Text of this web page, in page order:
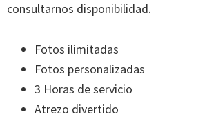
consultarnos disponibilidad.
Fotos ilimitadas
Fotos personalizadas
3 Horas de servicio
Atrezo divertido